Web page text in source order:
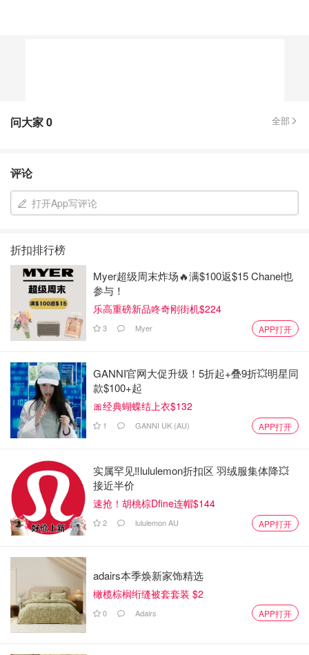
问大家0 全部
评论
打开App写评论
折扣排行榜
Myer超级周末炸场🔥满$100返$15 Chanel也
参与！
乐高重磅新品咚奇刚街机$224
3 Myer APP打开
GANNI官网大促升级！5折起+叠9折💥明星同
款$100+起
🎀经典蝴蝶结上衣$132
1 GANNI UK (AU) APP打开
实属罕见‼️lululemon折扣区 羽绒服集体降💥
接近半价
速抢！胡桃棕Dfine连帽$144
2 lululemon AU APP打开
adairs本季焕新家饰精选
橄榄棕榈绗缝被套套装 $2
0 Adairs APP打开